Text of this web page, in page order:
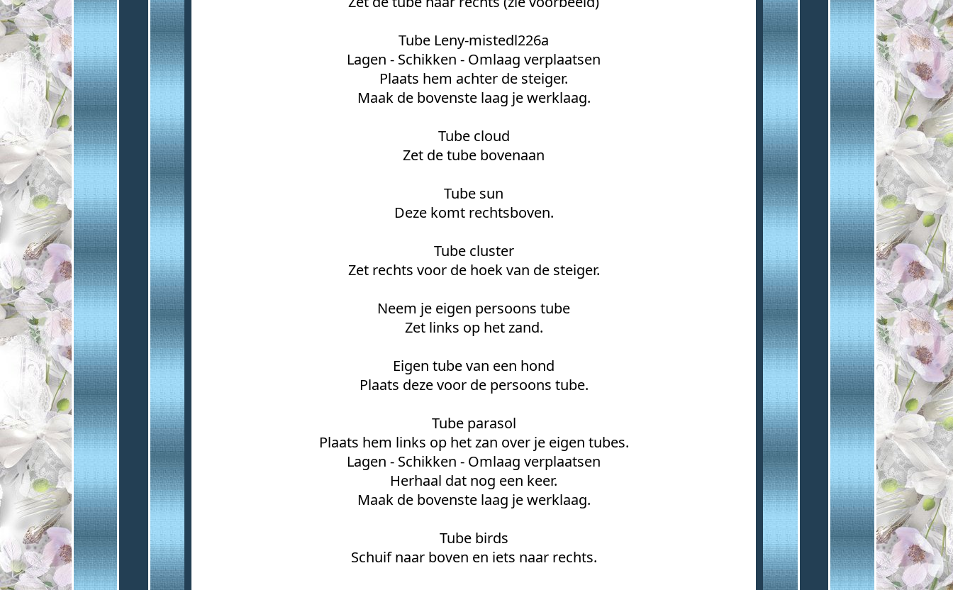
Tube Leny-mistedl226a
Lagen - Schikken - Omlaag verplaatsen
Plaats hem achter de steiger.
Maak de bovenste laag je werklaag.
Tube cloud
Zet de tube bovenaan
Tube sun
Deze komt rechtsboven.
Tube cluster
Zet rechts voor de hoek van de steiger.
Neem je eigen persoons tube
Zet links op het zand.
Eigen tube van een hond
Plaats deze voor de persoons tube.
Tube parasol
Plaats hem links op het zan over je eigen tubes.
Lagen - Schikken - Omlaag verplaatsen
Herhaal dat nog een keer.
Maak de bovenste laag je werklaag.
Tube birds
Schuif naar boven en iets naar rechts.